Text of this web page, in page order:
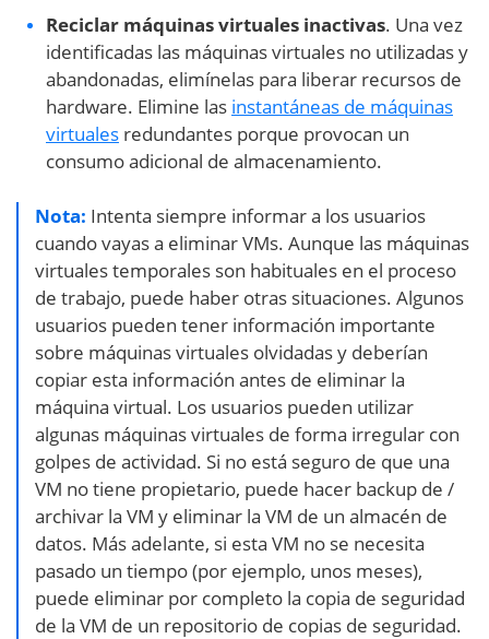
Reciclar máquinas virtuales inactivas. Una vez
identificadas las máquinas virtuales no utilizadas y
abandonadas, elimínelas para liberar recursos de
hardware. Elimine las instantáneas de máquinas
virtuales redundantes porque provocan un
consumo adicional de almacenamiento.
Nota: Intenta siempre informar a los usuarios
cuando vayas a eliminar VMs. Aunque las máquinas
virtuales temporales son habituales en el proceso
de trabajo, puede haber otras situaciones. Algunos
usuarios pueden tener información importante
sobre máquinas virtuales olvidadas y deberían
copiar esta información antes de eliminar la
máquina virtual. Los usuarios pueden utilizar
algunas máquinas virtuales de forma irregular con
golpes de actividad. Si no está seguro de que una
VM no tiene propietario, puede hacer backup de /
archivar la VM y eliminar la VM de un almacén de
datos. Más adelante, si esta VM no se necesita
pasado un tiempo (por ejemplo, unos meses),
puede eliminar por completo la copia de seguridad
de la VM de un repositorio de copias de seguridad.